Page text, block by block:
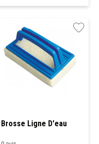
Brosse Ligne D'eau